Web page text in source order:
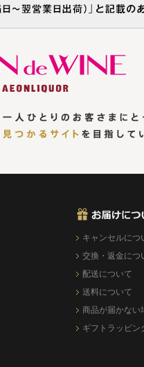
キャンセルにつ
交換・返金につ
配送について
送料について
商品が届かない
ギフトラッピン